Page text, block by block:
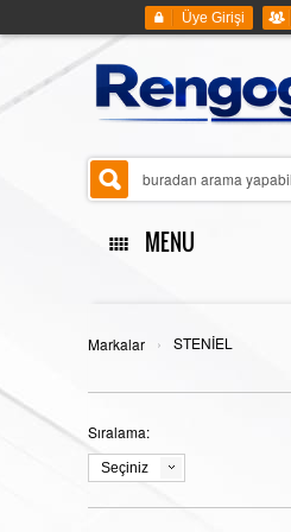
Üye Girişi
MENU
ANASAYFA
KENET ÇATI SİSTEMLERİ
Markalar › STENİEL
Sıralama:
Seçiniz